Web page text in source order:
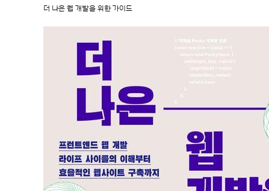
더 나은 웹 개발을 위한 가이드